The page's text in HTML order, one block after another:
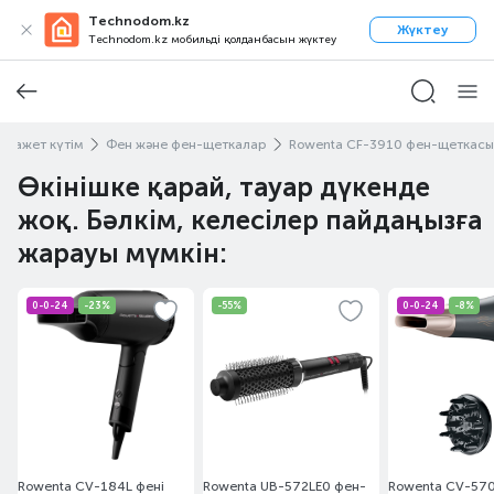
Technodom.kz
Technodom.kz мобильді қолданбасын жүктеу
Жүктеу
күтім Фен және фен-щеткалар Rowenta CF-3910 фен-щеткасы
Өкінішке қарай, тауар дүкенде
жоқ. Бәлкім, келесілер пайдаңызға
жарауы мүмкін:
0-0-24 -23%
Rowenta CV-184L фені
-55%
Rowenta UB-572LE0 фен-
0-0-24 -8%
Rowenta CV-